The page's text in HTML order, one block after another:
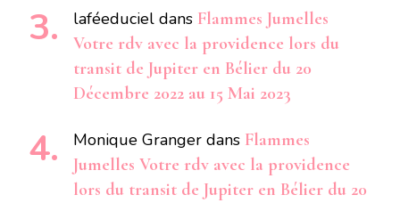
laféeduciel dans Flammes Jumelles
Votre rdv avec la providence lors du
transit de Jupiter en Bélier du 20
Décembre 2022 au 15 Mai 2023
Monique Granger dans Flammes
Jumelles Votre rdv avec la providence
lors du transit de Jupiter en Bélier du 20